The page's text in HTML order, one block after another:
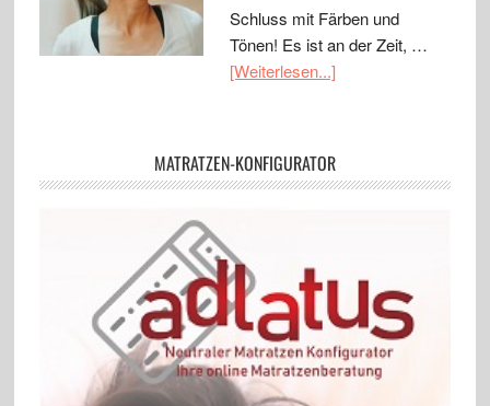
Schluss mit Färben und
Tönen! Es ist an der Zeit, …
[Weiterlesen...]
MATRATZEN-KONFIGURATOR